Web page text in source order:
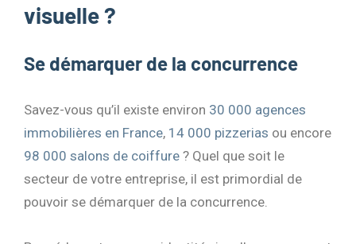
visuelle ?
Se démarquer de la concurrence
Savez-vous qu’il existe environ 30 000 agences
immobilières en France, 14 000 pizzerias ou encore
98 000 salons de coiffure ? Quel que soit le
secteur de votre entreprise, il est primordial de
pouvoir se démarquer de la concurrence.